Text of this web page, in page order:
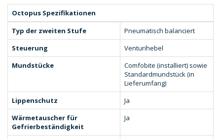
Octopus Spezifikationen
Typ der zweiten Stufe
Pneumatisch balanciert
Steuerung
Venturihebel
Mundstücke
Comfobite (installiert) sowie
Standardmundstück (in
Lieferumfang)
Lippenschutz
Ja
Wärmetauscher für
Gefrierbeständigkeit
Ja